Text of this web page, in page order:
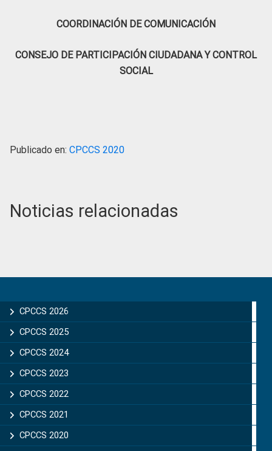
COORDINACIÓN DE COMUNICACIÓN
CONSEJO DE PARTICIPACIÓN CIUDADANA Y CONTROL
SOCIAL
Publicado en: CPCCS 2020
Noticias relacionadas
Sidebar
CPCCS 2026
CPCCS 2025
CPCCS 2024
CPCCS 2023
CPCCS 2022
CPCCS 2021
CPCCS 2020